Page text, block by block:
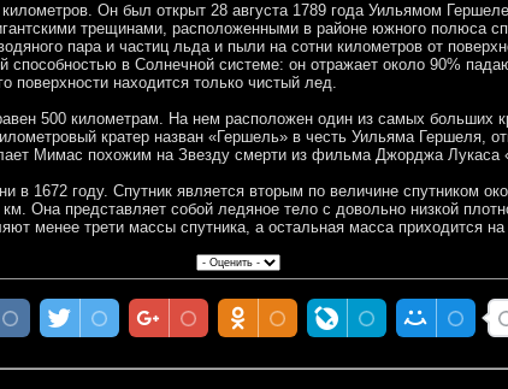
Он был открыт 28 августа 1789 года Уильямом
трещинами, расположенными в районе южного полюса
пара и частиц льда и пыли на сотни километров от
в Солнечной системе: он отражает около 90%
поверхности находится только чистый лед.
500 километрам. На нем расположен один из самых больших
кратер назван «Гершель» в честь Уильяма Гершеля,
Мимас похожим на Звезду смерти из фильма Джорджа Лукаса
в 1672 году. Спутник является вторым по величине спутником
Она представляет собой ледяное тело с довольно низкой
менее трети массы спутника, а остальная масса приходится